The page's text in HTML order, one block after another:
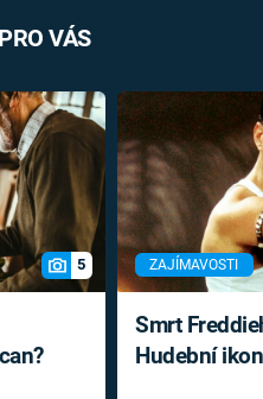
VÁS
5 ZAJÍMAVOSTI
Smrt
Hudební